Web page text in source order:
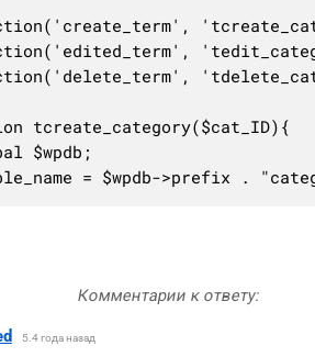
tcreate_category($cat_ID){
$wpdb;
5.4 года назад